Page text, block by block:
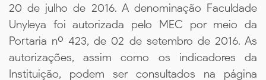
20 de julho de 2016. A denominação Faculdade
Unyleya foi autorizada pelo MEC por meio da
Portaria nº 423, de 02 de setembro de 2016. As
autorizações, assim como os indicadores da
Instituição, podem ser consultados na página